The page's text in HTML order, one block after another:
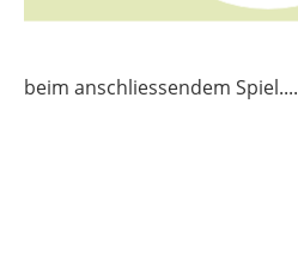
beim anschliessendem Spiel....